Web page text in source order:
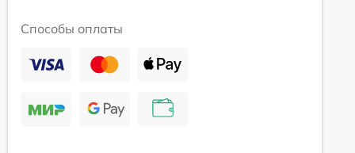
Способы оплаты